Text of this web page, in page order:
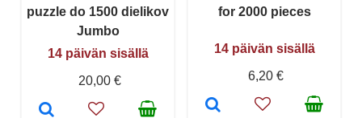
puzzle do 1500 dielikov
Jumbo
14 päivän sisällä
20,00 €
for 2000 pieces
14 päivän sisällä
6,20 €